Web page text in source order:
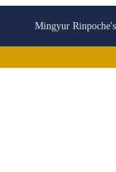
Mingyur